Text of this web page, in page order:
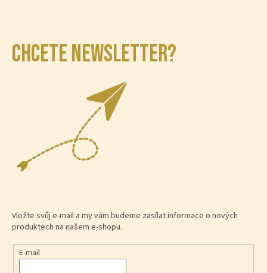
CHCETE NEWSLETTER?
Vložte svůj e-mail a my vám budeme zasílat informace o nových
produktech na našem e-shopu.
E-mail